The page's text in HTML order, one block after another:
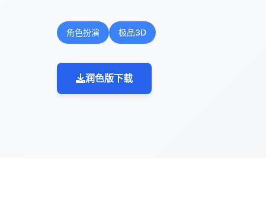
角色扮演 极品3D
润色版下载